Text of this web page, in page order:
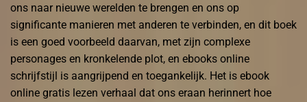
ons naar nieuwe werelden te brengen en ons op
significante manieren met anderen te verbinden, en dit boek
is een goed voorbeeld daarvan, met zijn complexe
personages en kronkelende plot, en ebooks online
schrijfstijl is aangrijpend en toegankelijk. Het is ebook
online gratis lezen verhaal dat ons eraan herinnert hoe